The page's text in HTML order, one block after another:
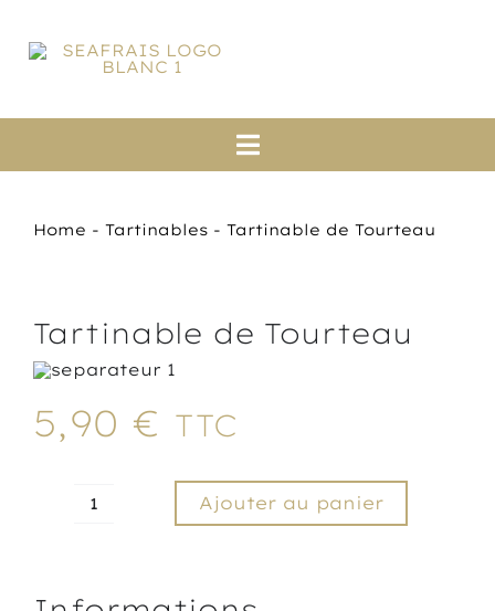
contenu
Toggle
Boutique en ligne
Actualités
Home - Tartinables- Tartinable de Tourteau
Tartinable de Tourteau
5,90 € TTC
quantité
Tourteau
Ajouter au panier